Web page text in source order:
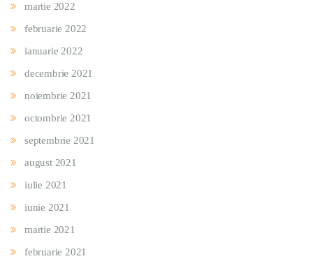
martie 2022
februarie 2022
ianuarie 2022
decembrie 2021
noiembrie 2021
octombrie 2021
septembrie 2021
august 2021
iulie 2021
iunie 2021
martie 2021
februarie 2021